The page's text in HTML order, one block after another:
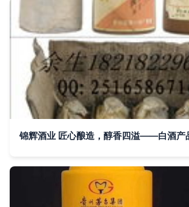
锦辉酒业 匠心酿造，醇香四溢——白酒产